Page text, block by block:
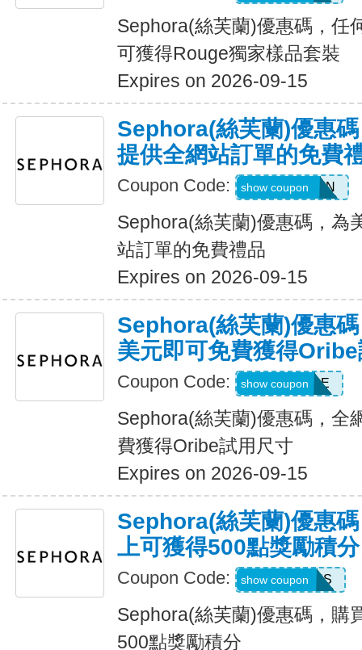
Sephora(絲芙蘭)優惠碼，任
可獲得Rouge獨家樣品套裝
Expires on 2026-09-15
Sephora(絲芙蘭)優惠
提供全網站訂單的免費
Coupon Code: STRONGSKIN
show coupon
Sephora(絲芙蘭)優惠碼，為
站訂單的免費禮品
Expires on 2026-09-15
Sephora(絲芙蘭)優惠
美元即可免費獲得
Coupon Code: GOLDORIBE
show coupon
Sephora(絲芙蘭)優惠碼，全
費獲得Oribe試用尺寸
Expires on 2026-09-15
Sephora(絲芙蘭)優惠
上可獲得500點獎勵積分
Coupon Code: POINTSPLUS
show coupon
Sephora(絲芙蘭)優惠碼，購
500點獎勵積分